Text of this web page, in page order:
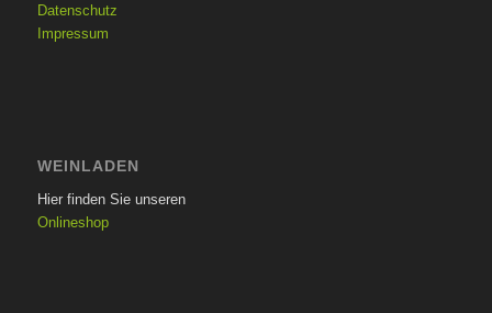
Datenschutz
Impressum
WEINLADEN
Hier finden Sie unseren
Onlineshop